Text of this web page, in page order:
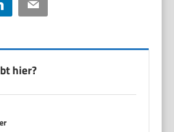
LinkedIn Email
hier?